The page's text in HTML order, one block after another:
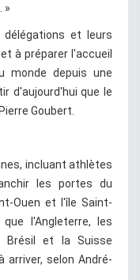
»
et leurs
à préparer l'accueil
depuis une
d'aujourd'hui que le
Goubert.
incluant athlètes
les portes du
Ouen et l'île Saint-
l'Angleterre, les
Brésil et la Suisse
arriver, selon André-